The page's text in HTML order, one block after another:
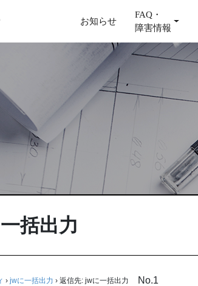
お知らせ
FAQ・
障害情報
括出力
› jwに一括出力 › 返信先: jwに一括出力 No.1